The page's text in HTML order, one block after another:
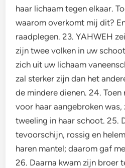
haar lichaam tegen elkaar.
waarom overkomt mij dit?
raadplegen. 23. YAHWEH
zijn twee volken in uw
zich uit uw lichaam
zal sterker zijn dan het
de mindere dienen. 24.
voor haar aangebroken was,
tweeling in haar schoot. 25.
tevoorschijn, rossig en
haren mantel; daarom gaf
26. Daarna kwam zijn broer